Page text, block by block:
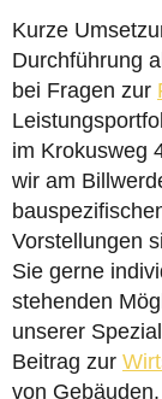
Kurze
Durchführung
bei Fragen zur
im Krokusweg
wir am
Vorstellungen
Sie gerne
stehenden
unserer
Beitrag zur
von Gebäuden.